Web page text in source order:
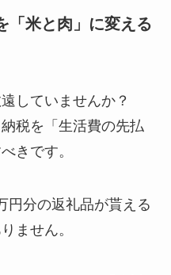
米と肉」に変える
していませんか？
税を「生活費の先払
きです。
円分の返礼品が貰える
ません。